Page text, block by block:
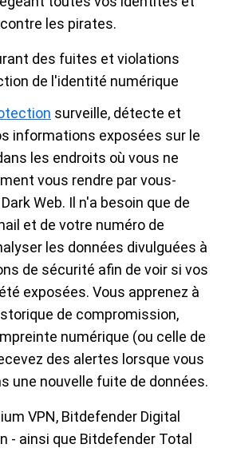
les pirates.
des fuites et violations
de l'identité numérique
surveille, détecte et
informations exposées sur le
les endroits où vous ne
vous rendre par vous-
Web. Il n'a besoin que de
et de votre numéro de
les données divulguées à
de sécurité afin de voir si vos
exposées. Vous apprenez à
de compromission,
numérique (ou celle de
des alertes lorsque vous
une nouvelle fuite de données.
VPN, Bitdefender Digital
- ainsi que Bitdefender Total